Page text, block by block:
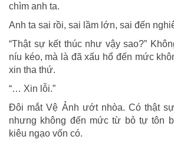
chìm anh ta.
Anh ta sai rồi, sai lầm lớn, sai đến
“Thật sự kết thúc như vậy sao?”
níu kéo, mà là đã xấu hổ đến mức
xin tha thứ.
“… Xin lỗi.”
Đôi mắt Vệ Ảnh ướt nhòa. Có thật
nhưng không đến mức từ bỏ tự tôn
kiêu ngạo vốn có.